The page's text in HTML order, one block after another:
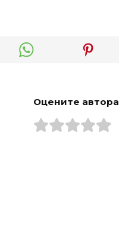
Оцените автора